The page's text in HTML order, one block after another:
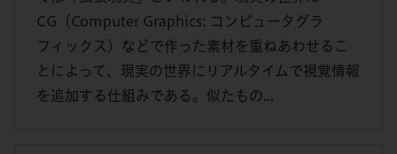
CG（Computer Graphics: コンピュータグラ
フィックス）などで作った素材を重ねあわせるこ
とによって、現実の世界にリアルタイムで視覚情報
を追加する仕組みである。似たもの...